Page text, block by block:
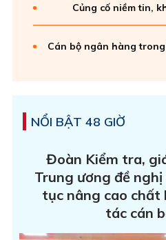
Củng cố niềm tin,
Cán bộ ngân hàng
NỔI BẬT 48 GIỜ
Đoàn Kiểm tra,
Trung ương đề
tục nâng cao chất
tác cán